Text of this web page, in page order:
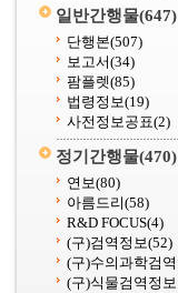
일반간행물(647)
단행본(507)
보고서(34)
팜플렛(85)
법령정보(19)
사전정보공표(2)
정기간행물(470)
연보(80)
아름드리(58)
R&D FOCUS(4)
(구)검역정보(52)
(구)수의과학검역
(구)식물검역정보